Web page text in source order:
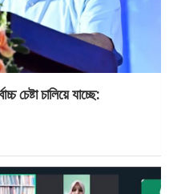
চেষ্টা চালিয়ে যাচ্ছে: